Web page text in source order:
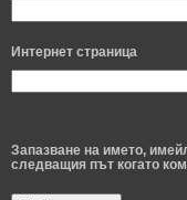
Интернет страница
Запазване на името,
следващия път когато